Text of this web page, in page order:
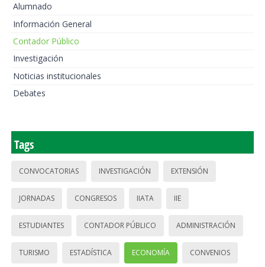
Alumnado
Información General
Contador Público
Investigación
Noticias institucionales
Debates
Tags
CONVOCATORIAS INVESTIGACIÓN EXTENSIÓN
JORNADAS CONGRESOS IIATA IIE
ESTUDIANTES CONTADOR PÚBLICO ADMINISTRACIÓN
TURISMO ESTADÍSTICA ECONOMÍA CONVENIOS